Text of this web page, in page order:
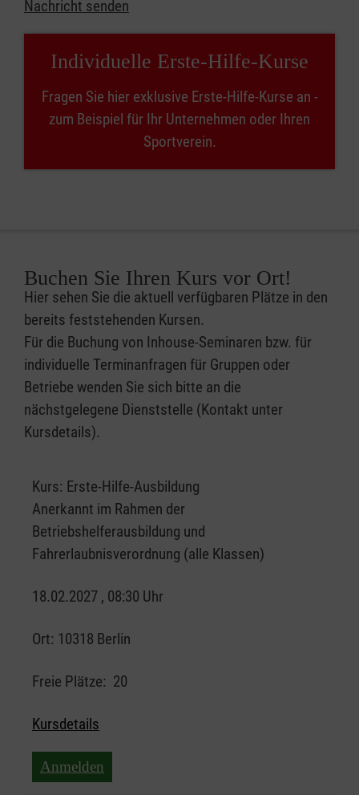
Nachricht senden
Individuelle Erste-Hilfe-Kurse
Fragen Sie hier exklusive Erste-Hilfe-Kurse an -
zum Beispiel für Ihr Unternehmen oder Ihren
Sportverein.
Buchen Sie Ihren Kurs vor Ort!
Hier sehen Sie die aktuell verfügbaren Plätze in den
bereits feststehenden Kursen.
Für die Buchung von Inhouse-Seminaren bzw. für
individuelle Terminanfragen für Gruppen oder
Betriebe wenden Sie sich bitte an die
nächstgelegene Dienststelle (Kontakt unter
Kursdetails).
Kurs: Erste-Hilfe-Ausbildung
Anerkannt im Rahmen der
Betriebshelferausbildung und
Fahrerlaubnisverordnung (alle Klassen)
18.02.2027 , 08:30 Uhr
Ort: 10318 Berlin
Freie Plätze: 20
Kursdetails
Anmelden